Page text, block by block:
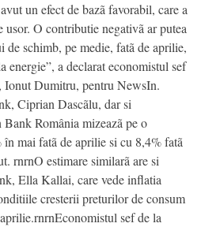
un efect de bazã favorabil, care a
usor. O contributie negativã ar putea
de schimb, pe medie, fatã de aprilie,
energie”, a declarat economistul sef
Ionut Dumitru, pentru NewsIn.
Ciprian Dascãlu, dar si
România mizeazã pe o
mai fatã de aprilie si cu 8,4% fatã
rnrnO estimare similarã are si
Ella Kallai, care vede inflatia
cresterii preturilor de consum
sef de la